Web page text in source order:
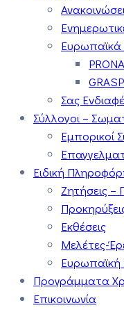
Σας
Σύλλογοι –
Εμπορικοί
Ειδική
Ζητήσεις
Εκθέσεις
Μελέτες-
Ευρωπαϊκή
Προγράμματα
Επικοινωνία